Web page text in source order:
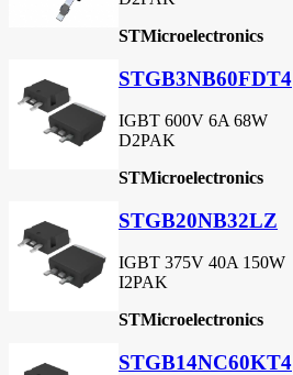
STMicroelectronics
STGB3NB60FDT4
IGBT 600V 6A 68W
D2PAK
STMicroelectronics
STGB20NB32LZ
IGBT 375V 40A 150W
I2PAK
STMicroelectronics
STGB14NC60KT4